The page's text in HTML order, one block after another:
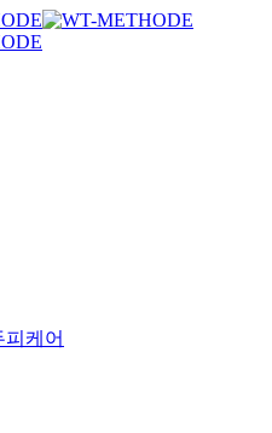
어 브랜드
어 브랜드
케어